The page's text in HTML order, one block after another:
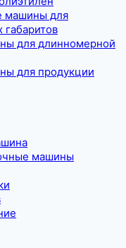
машины для
габаритов
для длинномерной
для продукции
машины